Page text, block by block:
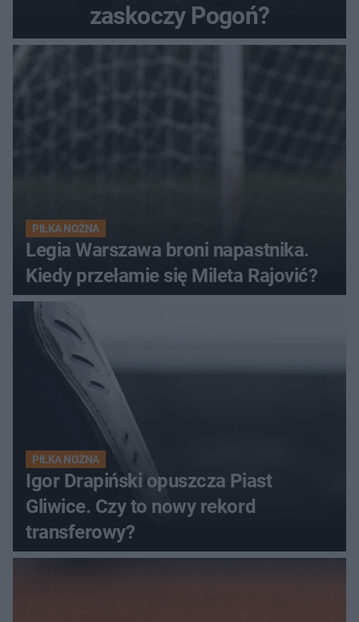
zaskoczy Pogoń?
PIŁKA NOŻNA
Legia Warszawa broni napastnika.
Kiedy przełamie się Mileta Rajović?
PIŁKA NOŻNA
Igor Drapiński opuszcza Piast
Gliwice. Czy to nowy rekord
transferowy?